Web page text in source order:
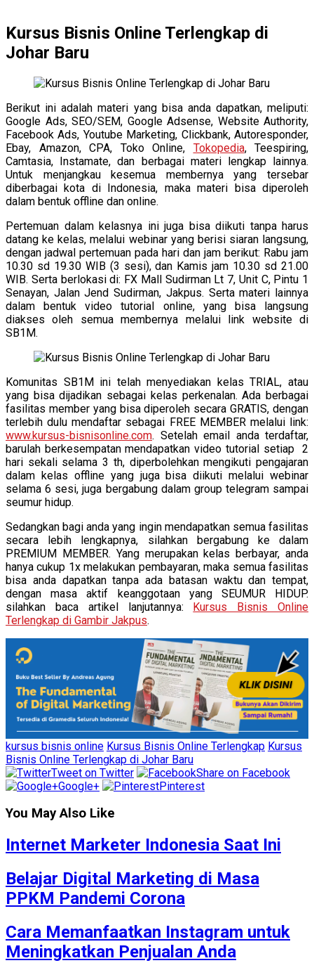
Kursus Bisnis Online Terlengkap di
Johar Baru
Berikut ini adalah materi yang bisa anda dapatkan, meliputi:
Google Ads, SEO/SEM, Google Adsense, Website Authority,
Facebook Ads, Youtube Marketing, Clickbank, Autoresponder,
Ebay, Amazon, CPA, Toko Online, Tokopedia, Teespiring,
Camtasia, Instamate, dan berbagai materi lengkap lainnya.
Untuk menjangkau kesemua membernya yang tersebar
diberbagai kota di Indonesia, maka materi bisa diperoleh
dalam bentuk offline dan online.
Pertemuan dalam kelasnya ini juga bisa diikuti tanpa harus
datang ke kelas, melalui webinar yang berisi siaran langsung,
dengan jadwal pertemuan pada hari dan jam berikut: Rabu jam
10.30 sd 19.30 WIB (3 sesi), dan Kamis jam 10.30 sd 21.00
WIB. Serta berlokasi di: FX Mall Sudirman Lt 7, Unit C, Pintu 1
Senayan, Jalan Jend Sudirman, Jakpus. Serta materi lainnya
dalam bentuk video tutorial online, yang bisa langsung
diakses oleh semua membernya melalui link website di
SB1M.
Komunitas SB1M ini telah menyediakan kelas TRIAL, atau
yang bisa dijadikan sebagai kelas perkenalan. Ada berbagai
fasilitas member yang bisa diperoleh secara GRATIS, dengan
terlebih dulu mendaftar sebagai FREE MEMBER melalui link:
www.kursus-bisnisonline.com. Setelah email anda terdaftar,
barulah berkesempatan mendapatkan video tutorial setiap 2
hari sekali selama 3 th, diperbolehkan mengikuti pengajaran
dalam kelas offline yang juga bisa diikuti melalui webinar
selama 6 sesi, juga bergabung dalam group telegram sampai
seumur hidup.
Sedangkan bagi anda yang ingin mendapatkan semua fasilitas
secara lebih lengkapnya, silahkan bergabung ke dalam
PREMIUM MEMBER. Yang merupakan kelas berbayar, anda
hanya cukup 1x melakukan pembayaran, maka semua fasilitas
bisa anda dapatkan tanpa ada batasan waktu dan tempat,
dengan masa aktif keanggotaan yang SEUMUR HIDUP.
silahkan baca artikel lanjutannya: Kursus Bisnis Online
Terlengkap di Gambir Jakpus.
kursus bisnis online Kursus Bisnis Online Terlengkap Kursus
Bisnis Online Terlengkap di Johar Baru
Tweet on Twitter
Share on Facebook
Google+
Pinterest
You May Also Like
Internet Marketer Indonesia Saat Ini
Belajar Digital Marketing di Masa
PPKM Pandemi Corona
Cara Memanfaatkan Instagram untuk
Meningkatkan Penjualan Anda